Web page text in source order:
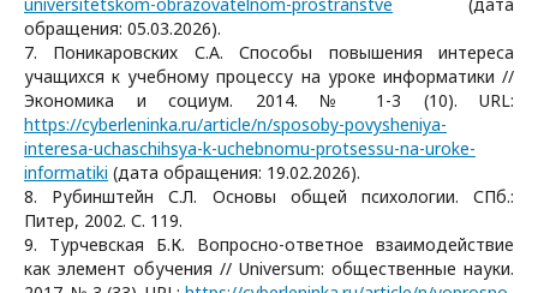
обращения: 05.03.2026).
7. Поникаровских С.А. Способы повышения интереса
учащихся к учебному процессу на уроке информатики //
Экономика и социум. 2014. № 1-3 (10). URL:
https://cyberleninka.ru/article/n/sposoby-povysheniya-
interesa-uchaschihsya-k-uchebnomu-protsessu-na-uroke-
informatiki (дата обращения: 19.02.2026).
8. Рубинштейн С.Л. Основы общей психологии. СПб.:
Питер, 2002. С. 119.
9. Турчевская Б.К. Вопросно-ответное взаимодействие
как элемент обучения // Universum: общественные науки.